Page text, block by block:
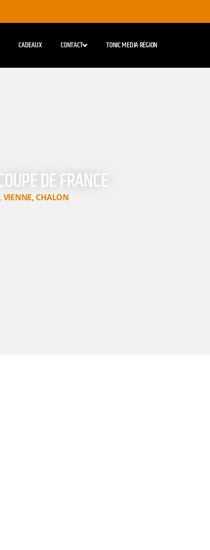
CADEAUX CONTACT TONIC MEDIA RÉGION
DE FRANCE
, VIENNE, CHALON